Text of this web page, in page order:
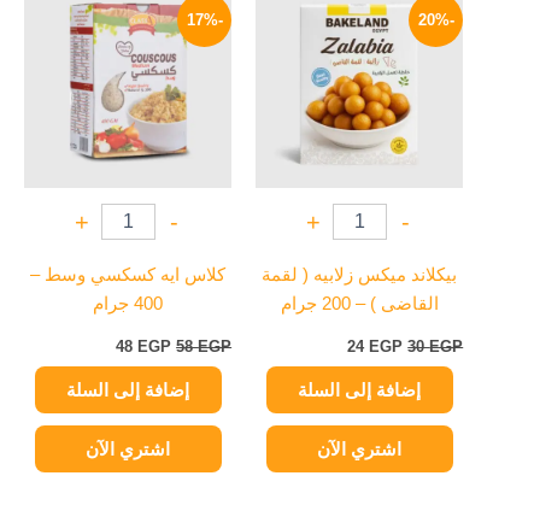
-20%
-
+
بيكلاند ميكس زلابيه ( لقمة
القاضى ) – 200 جرام
30EGP
الأصلي
هو:
30 EGP.
24 EGP
الحالي
هو:
24 EGP.
إضافة إلى السلة
اشتري الآن
-17%
-
+
كلاس ايه كسكسي وسط –
400 جرام
58EGP
الأصلي
هو:
58 EGP.
48 EGP
الحالي
هو:
48 EGP.
إضافة إلى السلة
اشتري الآن